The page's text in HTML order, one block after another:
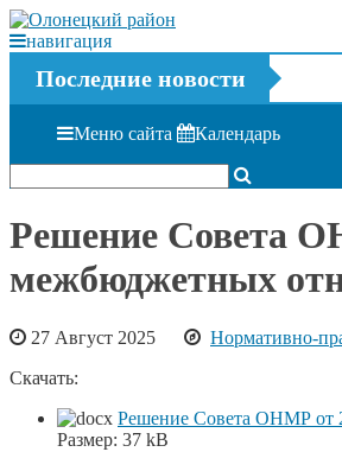
навигация
Последние новости
Меню сайта Календарь
Решение Совета
межбюджетных
27 Август 2025 Нормативно-
Скачать:
Решение Совета ОНМР от
Размер: 37 kB